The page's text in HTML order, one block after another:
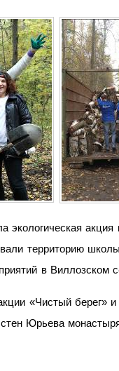
акция
территорию
в Виллозском
«Чистый берег» и
Юрьева